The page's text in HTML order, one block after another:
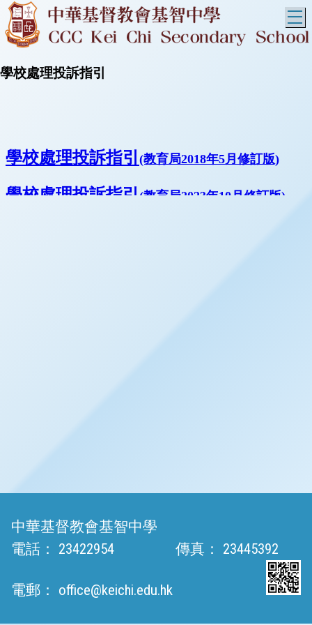
學校處理投訴指引
中華基督教會基智中學
電話：
23422954 傳真： 23445392
電郵： office@keichi.edu.hk